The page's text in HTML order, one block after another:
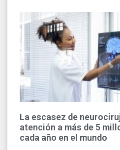
La escasez de
atención a más de 5
cada año en el mundo